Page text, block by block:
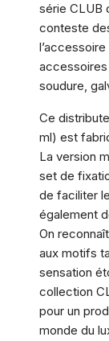
série CLUB
conteste
accessoires
soudure,
Ce
ml) est
La version
set de
de faciliter
également
On
aux motifs
sensation
collection
pour un
monde du